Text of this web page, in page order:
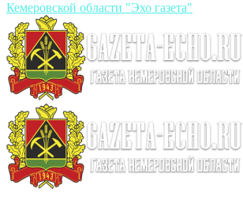
Кемеровской области "Эхо газета"